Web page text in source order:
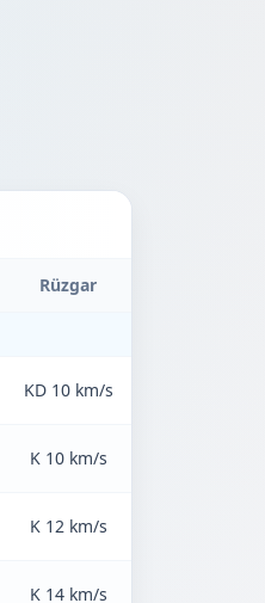
Rüzgar
KD 10 km/s
K 10 km/s
K 12 km/s
K 14 km/s